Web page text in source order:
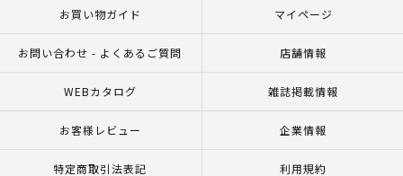
お買い物ガイド マイページ
お問い合わせ - よくあるご質問 店舗情報
WEBカタログ 雑誌掲載情報
お客様レビュー 企業情報
特定商取引法表記 利用規約